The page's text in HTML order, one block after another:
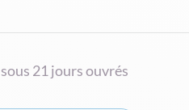
21 jours ouvrés